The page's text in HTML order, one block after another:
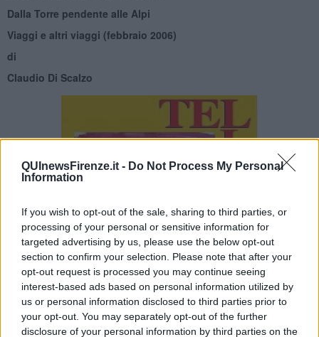
QUInewsFirenze.it - Do Not Process My Personal
Information
If you wish to opt-out of the sale, sharing to third parties, or
processing of your personal or sensitive information for
targeted advertising by us, please use the below opt-out
section to confirm your selection. Please note that after your
opt-out request is processed you may continue seeing
interest-based ads based on personal information utilized by
us or personal information disclosed to third parties prior to
your opt-out. You may separately opt-out of the further
disclosure of your personal information by third parties on the
Dalla Torre pendente alle Alpi
Viaggi e altri viaggi (febbraio 2006)
di
Claudio Di Scalzo